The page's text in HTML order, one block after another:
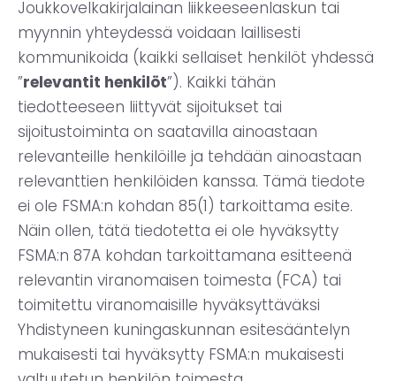
Joukkovelkakirjalainan liikkeeseenlaskun tai
myynnin yhteydessä voidaan laillisesti
kommunikoida (kaikki sellaiset henkilöt yhdessä
”relevantit henkilöt”). Kaikki tähän
tiedotteeseen liittyvät sijoitukset tai
sijoitustoiminta on saatavilla ainoastaan
relevanteille henkilöille ja tehdään ainoastaan
relevanttien henkilöiden kanssa. Tämä tiedote
ei ole FSMA:n kohdan 85(1) tarkoittama esite.
Näin ollen, tätä tiedotetta ei ole hyväksytty
FSMA:n 87A kohdan tarkoittamana esitteenä
relevantin viranomaisen toimesta (FCA) tai
toimitettu viranomaisille hyväksyttäväksi
Yhdistyneen kuningaskunnan esitesääntelyn
mukaisesti tai hyväksytty FSMA:n mukaisesti